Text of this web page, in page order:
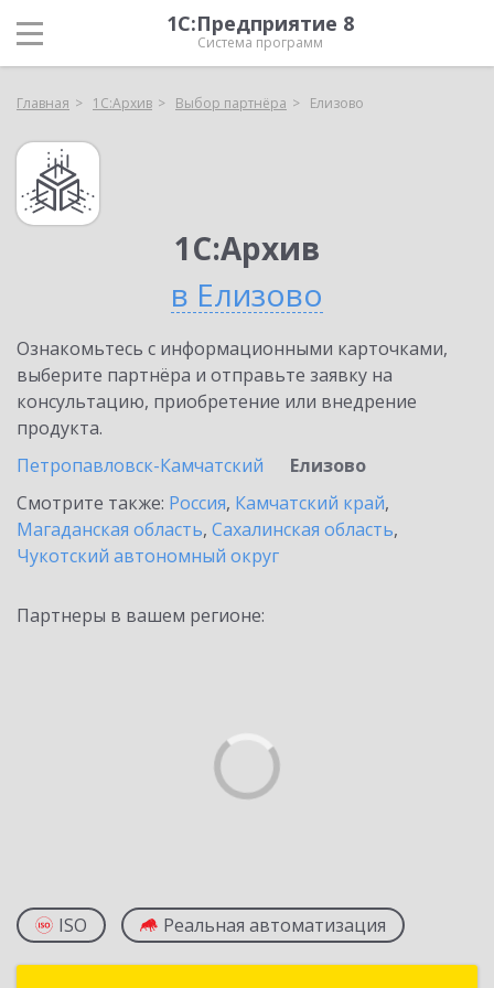
1С:Предприятие 8
Система программ
Главная 1С:Архив Выбор партнёра Елизово
1С:Архив
в Елизово
Ознакомьтесь с информационными карточками,
выберите партнёра и отправьте заявку на
консультацию, приобретение или внедрение
продукта.
Петропавловск-Камчатский
Елизово
Смотрите также: Россия, Камчатский край,
Магаданская область, Сахалинская область,
Чукотский автономный округ
Партнеры в вашем регионе:
ISO Реальная автоматизация